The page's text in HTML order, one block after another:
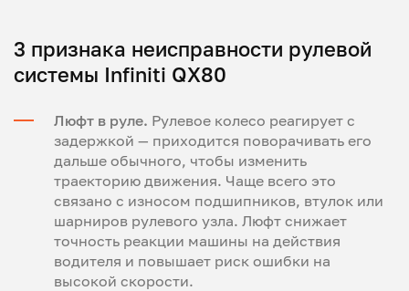
3 признака неисправности рулевой
системы Infiniti QX80
Люфт в руле. Рулевое колесо реагирует с
задержкой — приходится поворачивать его
дальше обычного, чтобы изменить
траекторию движения. Чаще всего это
связано с износом подшипников, втулок или
шарниров рулевого узла. Люфт снижает
точность реакции машины на действия
водителя и повышает риск ошибки на
высокой скорости.